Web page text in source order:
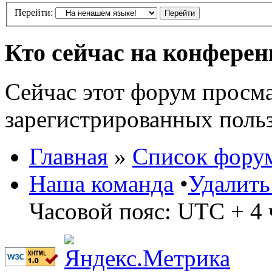
Перейти:
Кто сейчас на
Сейчас этот форум
зарегистрированных
Главная » Список
Наша команда •
Часовой пояс: UTC + 4